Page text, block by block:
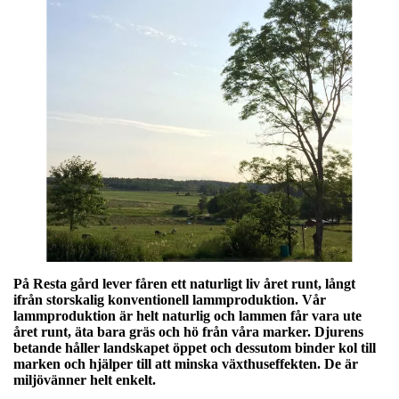
På Resta gård lever fåren ett naturligt liv året runt, långt
ifrån storskalig konventionell lammproduktion. Vår
lammproduktion är helt naturlig och lammen får vara ute
året runt, äta bara gräs och hö från våra marker. Djurens
betande håller landskapet öppet och dessutom binder kol till
marken och hjälper till att minska växthuseffekten. De är
miljövänner helt enkelt.